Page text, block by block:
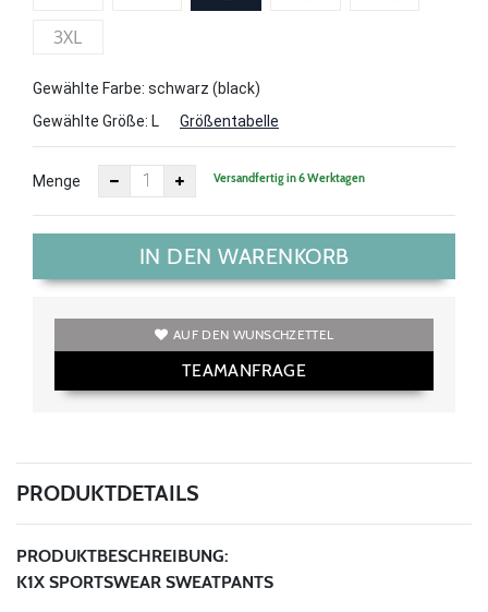
3XL
Gewählte Farbe: schwarz (black)
Gewählte Größe: L Größentabelle
Menge Versandfertig in 6 Werktagen
IN DEN WARENKORB
AUF DEN WUNSCHZETTEL
TEAMANFRAGE
PRODUKTDETAILS
PRODUKTBESCHREIBUNG:
K1X SPORTSWEAR SWEATPANTS